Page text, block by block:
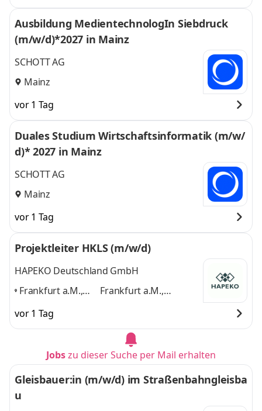
Ausbildung MedientechnologIn Siebdruck
(m/w/d)*2027 in Mainz
SCHOTT AG
Mainz
vor 1 Tag
Duales Studium Wirtschaftsinformatik (m/w/
d)* 2027 in Mainz
SCHOTT AG
Mainz
vor 1 Tag
Projektleiter HKLS (m/w/d)
HAPEKO Deutschland GmbH
Frankfurt a.M.,
Darmstadt,
Hanau,,
Frankfurt a.M.,
und 2 weitere
vor 1 Tag
Jobszu dieser Suche per Mail erhalten
Gleisbauer:in (m/w/d) im Straßenbahngleisba
u